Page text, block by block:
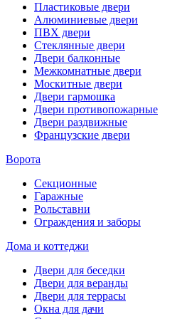
Пластиковые двери
Алюминиевые двери
ПВХ двери
Стеклянные двери
Двери балконные
Межкомнатные двери
Москитные двери
Двери гармошка
Двери противопожарные
Двери раздвижные
Французские двери
Ворота
Секционные
Гаражные
Рольставни
Ограждения и заборы
Дома и коттеджи
Двери для беседки
Двери для веранды
Двери для террасы
Окна для дачи